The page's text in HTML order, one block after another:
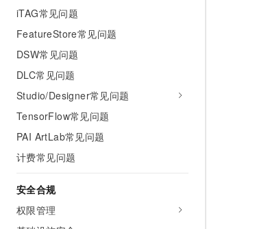
iTAG常见问题
FeatureStore常见问题
DSW常见问题
DLC常见问题
Studio/Designer常见问题
TensorFlow常见问题
PAI ArtLab常见问题
计费常见问题
安全合规
权限管理